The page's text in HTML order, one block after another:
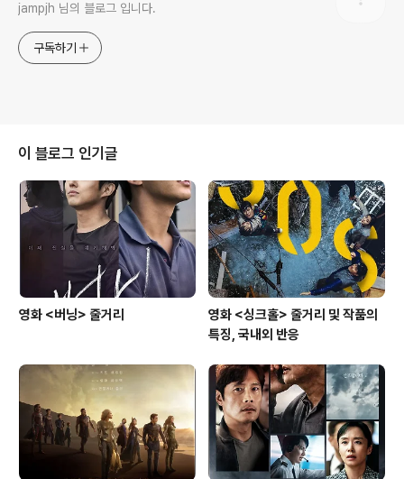
jampjh 님의 블로그 입니다.
구독하기
이 블로그 인기글
영화 <버닝> 줄거리
영화 <싱크홀> 줄거리 및 작품의
특징, 국내외 반응